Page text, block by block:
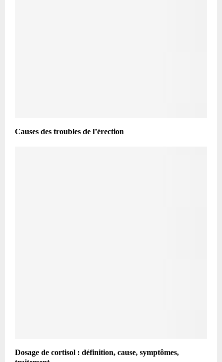
Causes des troubles de l’érection
Dosage de cortisol : définition, cause, symptômes,